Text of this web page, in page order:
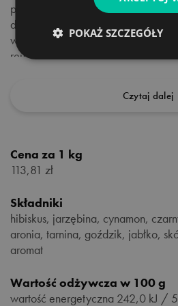
pomaga też chronić wątrobę.
działanie moczopędne, napotne,
wykrztuśne i przeciwzapalne.
reumatyczne! Kolejny super
dobrego. Skórka owocu dzikiej
wzmocnienie odporności oraz
to nie tylko źródło wspaniałego,
Cynamon pomoże w okresie
rozgrzewające. Goździk bywa
dolegliwości bólowych, ma
znieczulające.
• kraj pochodzenia: Egipt
Czytaj dalej
Cena za 1 kg
113,81 zł
Składniki
hibiskus, jarzębina, cynamon,
aronia, tarnina, goździk, jabłko,
aromat
Wartość odżywcza w 100 g
wartość energetyczna 242,0 kJ /
POKAŻ SZCZEGÓŁY